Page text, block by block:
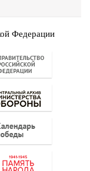
Федерации